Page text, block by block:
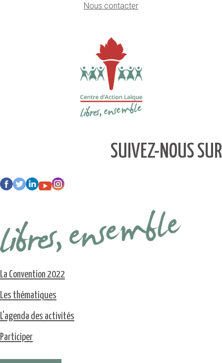
Nous contacter
SUIVEZ-NOUS SUR
La Convention 2022
Les thématiques
L'agenda des activités
Participer